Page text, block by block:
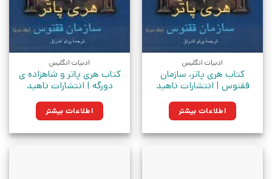
ادبیات انگلیس
کتاب هری پاتر، سازمان
ققنوس | انتشارات ناهید
اطلاعات بیشتر
ادبیات انگلیس
کتاب هری پاتر و شاهزاده ی
دورگه | انتشارات ناهید
اطلاعات بیشتر